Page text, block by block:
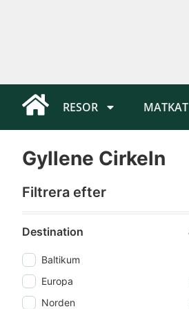
RESOR MATKAT
Gyllene Cirkeln
Filtrera efter
Destination
Baltikum
Europa
Norden